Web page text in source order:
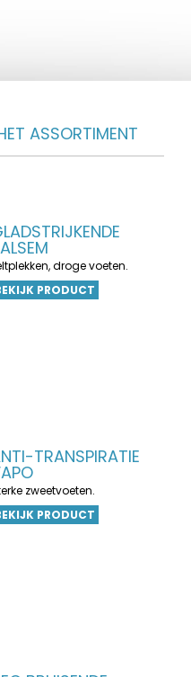
ASSORTIMENT
droge voeten.
PRODUCT
TRANSPIRATIE
zweetvoeten.
PRODUCT